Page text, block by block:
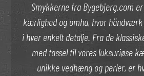
Smykkerne fra Bygebjerg.com
kærlighed og omhu, hvor håndværk
i hver enkelt detalje. Fra de
med tassel til vores luksuriøse
unikke vedhæng og perler, er